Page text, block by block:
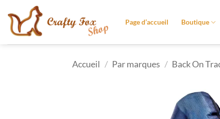
contenu
Page d’accueil Boutique
Accueil / Par marques / Back On